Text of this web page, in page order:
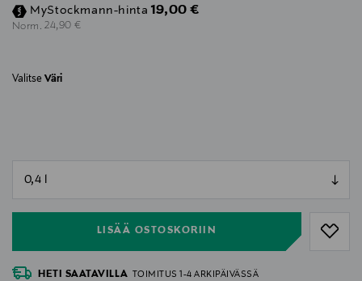
MyStockmann-hinta Discounted Price
19,00 €
Norm. Original Price
24,90 €
Valitse Väri
LISÄÄ OSTOSKORIIN
null
HETI SAATAVILLA TOIMITUS 1-4 ARKIPÄIVÄSSÄ